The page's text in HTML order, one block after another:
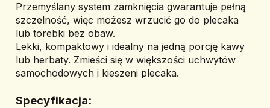
Przemyślany system zamknięcia gwarantuje pełną
szczelność, więc możesz wrzucić go do plecaka
lub torebki bez obaw.
Lekki, kompaktowy i idealny na jedną porcję kawy
lub herbaty. Zmieści się w większości uchwytów
samochodowych i kieszeni plecaka.
Specyfikacja: